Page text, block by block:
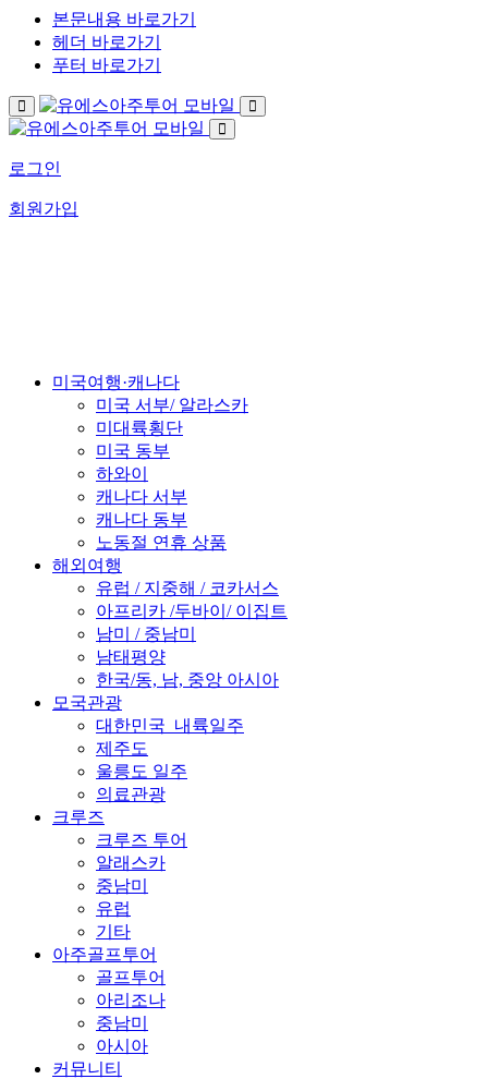
본문내용 바로가기
헤더 바로가기
푸터 바로가기
로그인
회원가입
미국여행·캐나다
미국 서부/ 알라스카
미대륙횡단
미국 동부
하와이
캐나다 서부
캐나다 동부
노동절 연휴 상품
해외여행
유럽 / 지중해 / 코카서스
아프리카 /두바이/ 이집트
남미 / 중남미
남태평양
한국/동, 남, 중앙 아시아
모국관광
대한민국_내륙일주
제주도
울릉도 일주
의료관광
크루즈
크루즈 투어
알래스카
중남미
유럽
기타
아주골프투어
골프투어
아리조나
중남미
아시아
커뮤니티